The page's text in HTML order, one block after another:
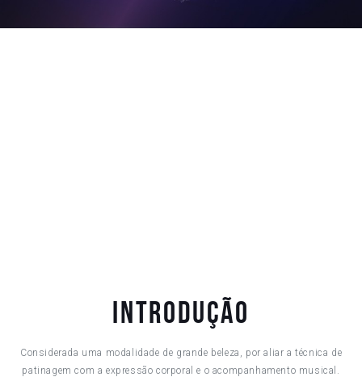
Introdução
Considerada uma modalidade de grande beleza, por aliar a técnica de
patinagem com a expressão corporal e o acompanhamento musical.